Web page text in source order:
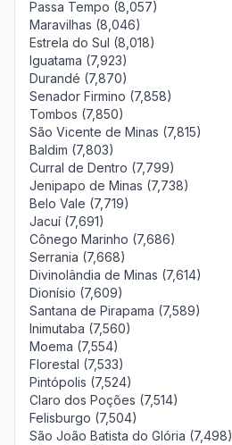
Passa Tempo (8,057)
Maravilhas (8,046)
Estrela do Sul (8,018)
Iguatama (7,923)
Durandé (7,870)
Senador Firmino (7,858)
Tombos (7,850)
São Vicente de Minas (7,815)
Baldim (7,803)
Curral de Dentro (7,799)
Jenipapo de Minas (7,738)
Belo Vale (7,719)
Jacuí (7,691)
Cônego Marinho (7,686)
Serrania (7,668)
Divinolândia de Minas (7,614)
Dionísio (7,609)
Santana de Pirapama (7,589)
Inimutaba (7,560)
Moema (7,554)
Florestal (7,533)
Pintópolis (7,524)
Claro dos Poções (7,514)
Felisburgo (7,504)
São João Batista do Glória (7,498)